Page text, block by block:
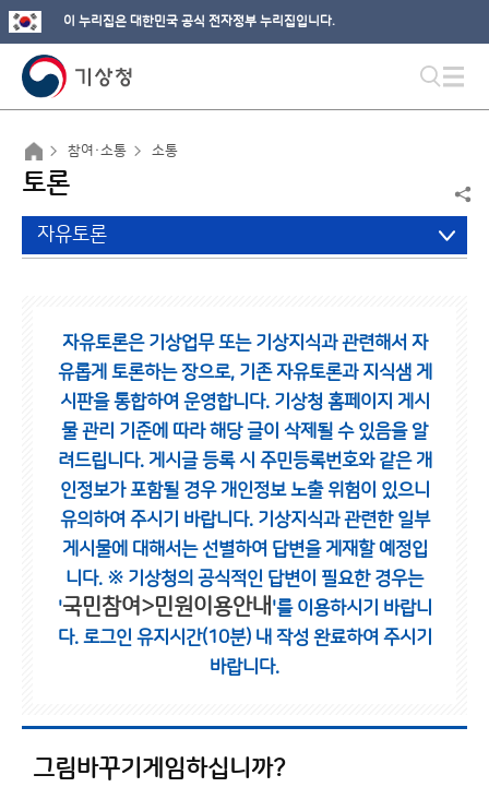
이 누리집은 대한민국 공식 전자정부 누리집입니다.
참여·소통 소통
토론
자유토론
자유토론은 기상업무 또는 기상지식과 관련해서 자
유롭게 토론하는 장으로, 기존 자유토론과 지식샘 게
시판을 통합하여 운영합니다. 기상청 홈페이지 게시
물 관리 기준에 따라 해당 글이 삭제될 수 있음을 알
려드립니다. 게시글 등록 시 주민등록번호와 같은 개
인정보가 포함될 경우 개인정보 노출 위험이 있으니
유의하여 주시기 바랍니다. 기상지식과 관련한 일부
게시물에 대해서는 선별하여 답변을 게재할 예정입
니다. ※ 기상청의 공식적인 답변이 필요한 경우는
'국민참여>민원이용안내 '를 이용하시기 바랍니
다. 로그인 유지시간(10분) 내 작성 완료하여 주시기
바랍니다.
그림바꾸기게임하십니까?